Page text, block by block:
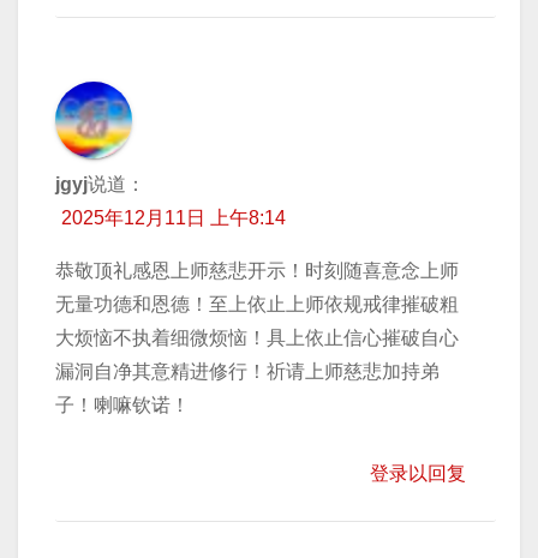
jgyj说道：
2025年12月11日 上午8:14
恭敬顶礼感恩上师慈悲开示！时刻随喜意念上师
无量功德和恩德！至上依止上师依规戒律摧破粗
大烦恼不执着细微烦恼！具上依止信心摧破自心
漏洞自净其意精进修行！祈请上师慈悲加持弟
子！喇嘛钦诺！
登录以回复